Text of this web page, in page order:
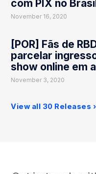
com PIX no Brasil
November 16, 2020
[POR] Fãs de
parcelar
show online em
November 3, 2020
View all 30 Releases